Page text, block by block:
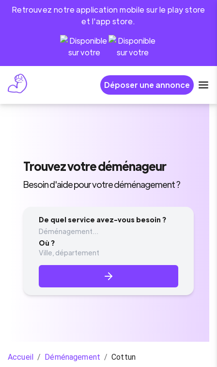
Retrouvez notre application mobile sur le play store
et l'app store.
Déposer une annonce
Trouvezvotre déménageur
Besoin d'aide pour votre déménagement ?
De quel service avez-vous besoin ?
Déménagement...
Où ?
Accueil / Déménagement / Cottun